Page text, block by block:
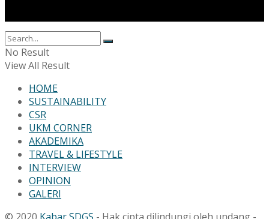
No Result
View All Result
HOME
SUSTAINABILITY
CSR
UKM CORNER
AKADEMIKA
TRAVEL & LIFESTYLE
INTERVIEW
OPINION
GALERI